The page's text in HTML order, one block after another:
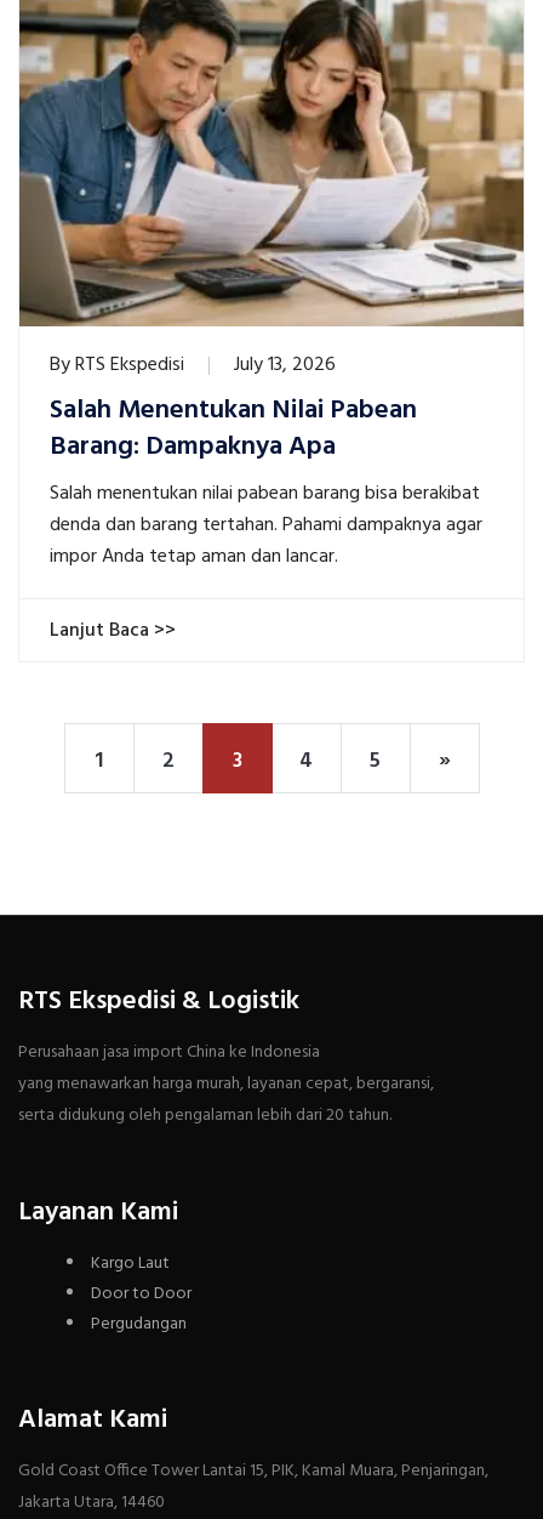
ByRTS Ekspedisi July 13, 2026
Salah Menentukan Nilai Pabean
Barang: Dampaknya Apa
Salah menentukan nilai pabean barang bisa berakibat
denda dan barang tertahan. Pahami dampaknya agar
impor Anda tetap aman dan lancar.
Lanjut Baca >>
1 2 3 4 5 »
RTS Ekspedisi & Logistik
Perusahaan jasa import China ke Indonesia
yang menawarkan harga murah, layanan cepat, bergaransi,
serta didukung oleh pengalaman lebih dari 20 tahun.
Layanan Kami
Kargo Laut
Door to Door
Pergudangan
Alamat Kami
Gold Coast Office Tower Lantai 15, PIK, Kamal Muara, Penjaringan,
Jakarta Utara, 14460